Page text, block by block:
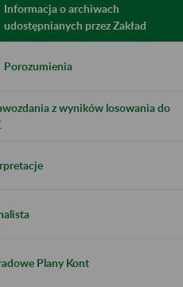
Informacja o archiwach
udostępnianych przez Zakład
Porozumienia
z wyników losowania do
Plany Kont